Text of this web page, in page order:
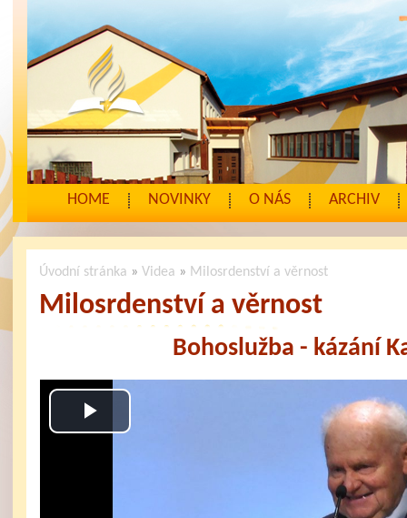
HOME NOVINKY O NÁS ARCHIV
Úvodní stránka » Videa » Milosrdenství a věrnost
Milosrdenství a věrnost
Bohoslužba - kázání
Play